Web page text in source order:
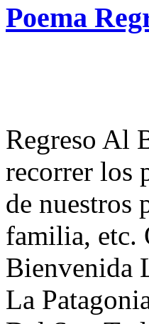
Poema
Regreso Al
recorrer los
de nuestros
familia, etc.
Bienvenida
La